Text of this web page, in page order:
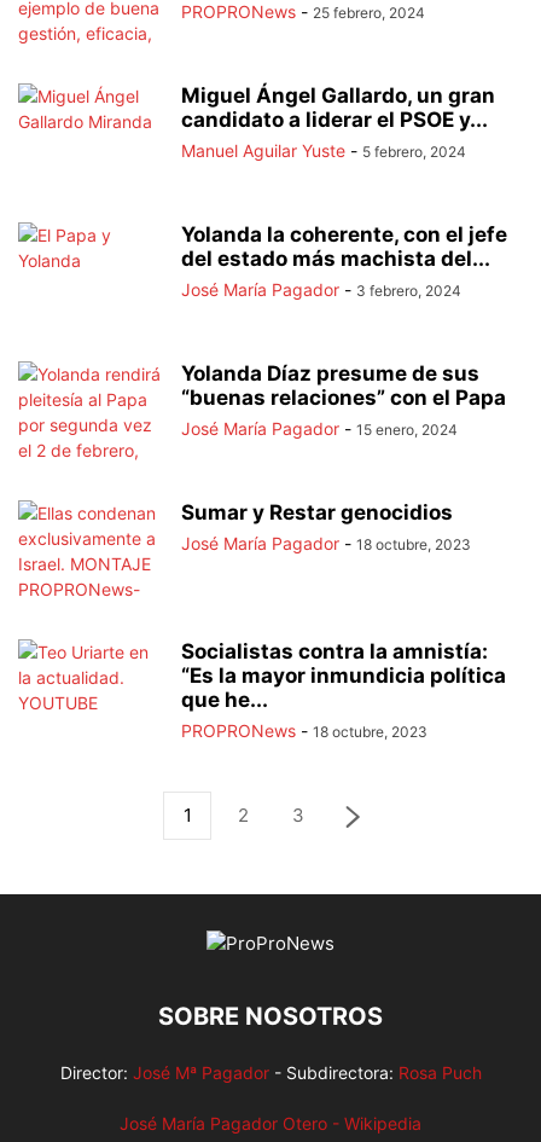
PROPRONews - 25 febrero, 2024
Miguel Ángel Gallardo, un gran
candidato a liderar el PSOE y...
Manuel Aguilar Yuste - 5 febrero, 2024
Yolanda la coherente, con el jefe
del estado más machista del...
José María Pagador - 3 febrero, 2024
Yolanda Díaz presume de sus
“buenas relaciones” con el Papa
José María Pagador - 15 enero, 2024
Sumar y Restar genocidios
José María Pagador - 18 octubre, 2023
Socialistas contra la amnistía:
“Es la mayor inmundicia política
que he...
PROPRONews - 18 octubre, 2023
1 2 3
SOBRE NOSOTROS
Director: José Mª Pagador- Subdirectora: Rosa Puch
José María Pagador Otero - Wikipedia